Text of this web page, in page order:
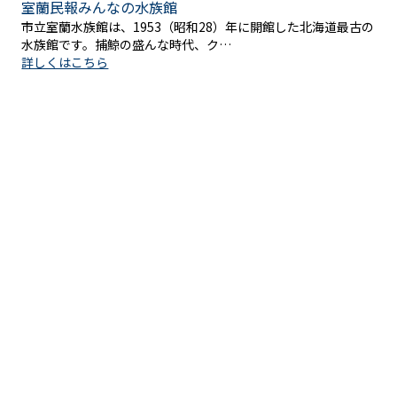
室蘭民報みんなの水族館
市立室蘭水族館は、1953（昭和28）年に開館した北海道最古の
水族館です。捕鯨の盛んな時代、ク…
詳しくはこちら